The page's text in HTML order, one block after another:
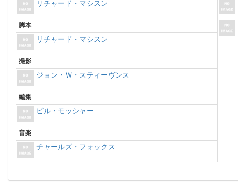
リチャード・マシスン
脚本
リチャード・マシスン
撮影
ジョン・Ｗ・スティーヴンス
編集
ビル・モッシャー
音楽
チャールズ・フォックス